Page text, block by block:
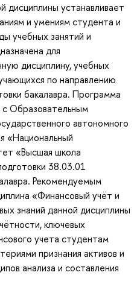
дисциплины устанавливает
и умениям студента и
учебных занятий и
для
дисциплину, учебных
по направлению
бакалавра. Программа
с Образовательным
автономного
«Национальный
«Высшая школа
38.03.01
Рекомендуемым
«Финансовый учёт и
знаний данной дисциплины
ключевых
учета студентам
признания активов и
анализа и составления